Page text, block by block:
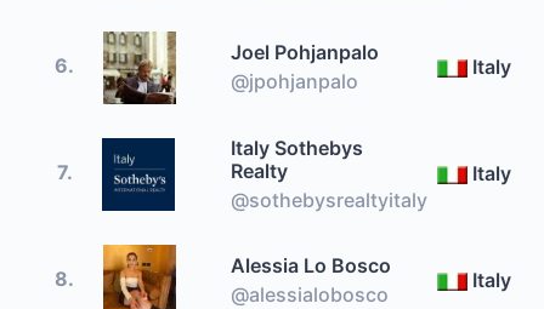
6.
Joel Pohjanpalo
@jpohjanpalo
Italy
7.
Italy Sothebys
Realty
@sothebysrealtyitaly
Italy
8.
Alessia Lo Bosco
@alessialobosco
Italy